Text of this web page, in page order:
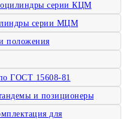
серии КЦМ
серии МЦМ
положения
ГОСТ 15608-81
и позиционеры
для